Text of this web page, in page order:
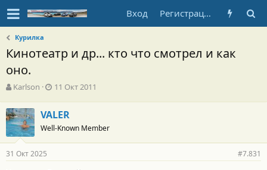
Вход Регистрация
Курилка
Кинотеатр и др... кто что смотрел и как
оно.
А
т
о
р
т
е
м
Karlson
Д
а
н
а
11 Окт 2011
VALER
Well-Known Member
31 Окт 2025 #7.831